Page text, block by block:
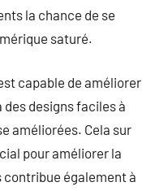
la chance de se
saturé.
capable de améliorer
des designs faciles à
améliorées. Cela sur
pour améliorer la
également à